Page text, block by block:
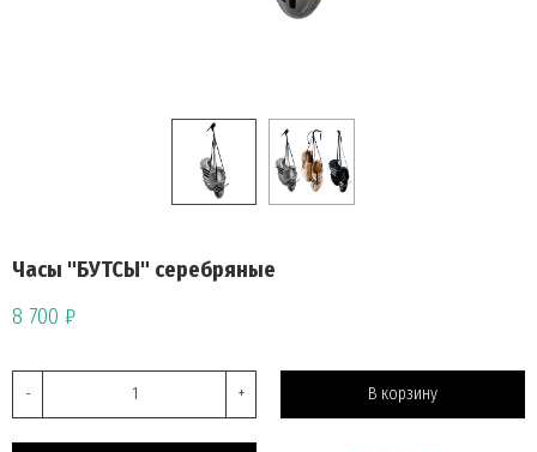
Часы "БУТСЫ" серебряные
8 700 ₽
- + В корзину